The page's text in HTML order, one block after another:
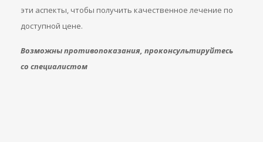
эти аспекты, чтобы получить качественное лечение по
доступной цене.
Возможны противопоказания, проконсультируйтесь
со специалистом